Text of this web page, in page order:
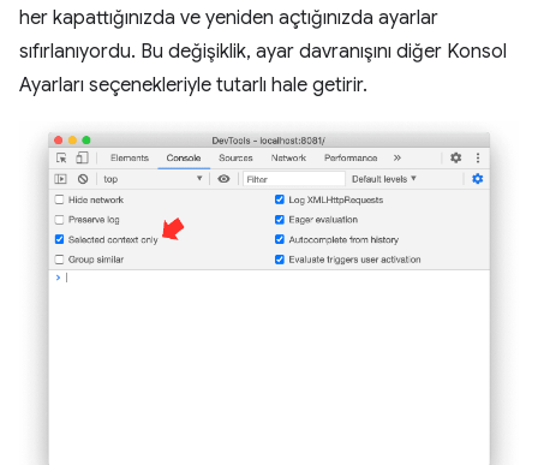
her kapattığınızda ve yeniden açtığınızda ayarlar
sıfırlanıyordu. Bu değişiklik, ayar davranışını diğer Konsol
Ayarları seçenekleriyle tutarlı hale getirir.